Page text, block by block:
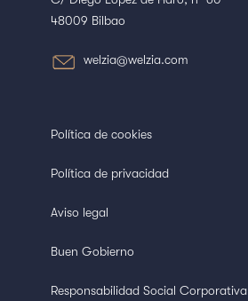
48009 Bilbao
welzia@welzia.com
Política de cookies
Política de privacidad
Aviso legal
Buen Gobierno
Responsabilidad Social Corporativa